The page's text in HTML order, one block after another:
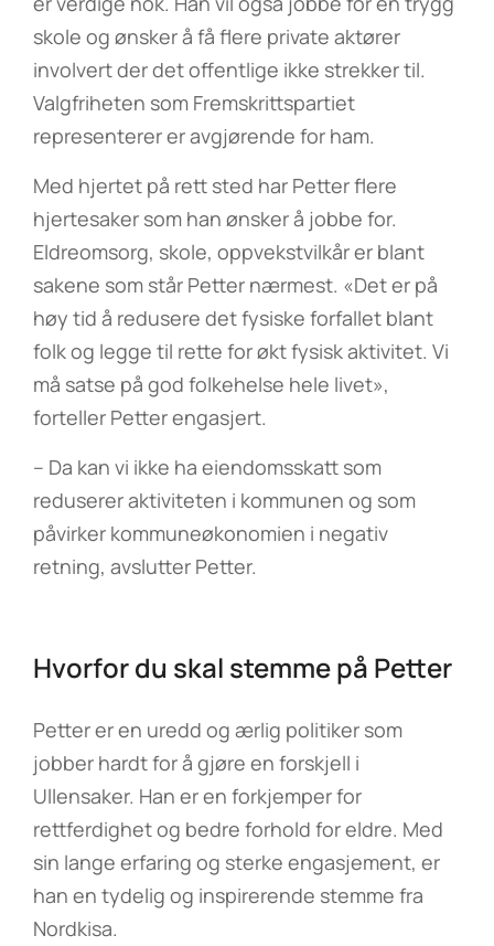
skole og ønsker å få flere private aktører
involvert der det offentlige ikke strekker til.
Valgfriheten som Fremskrittspartiet
representerer er avgjørende for ham.
Med hjertet på rett sted har Petter flere
hjertesaker som han ønsker å jobbe for.
Eldreomsorg, skole, oppvekstvilkår er blant
sakene som står Petter nærmest. «Det er på
høy tid å redusere det fysiske forfallet blant
folk og legge til rette for økt fysisk aktivitet. Vi
må satse på god folkehelse hele livet»,
forteller Petter engasjert.
– Da kan vi ikke ha eiendomsskatt som
reduserer aktiviteten i kommunen og som
påvirker kommuneøkonomien i negativ
retning, avslutter Petter.
Hvorfor du skal stemme på Petter
Petter er en uredd og ærlig politiker som
jobber hardt for å gjøre en forskjell i
Ullensaker. Han er en forkjemper for
rettferdighet og bedre forhold for eldre. Med
sin lange erfaring og sterke engasjement, er
han en tydelig og inspirerende stemme fra
Nordkisa.